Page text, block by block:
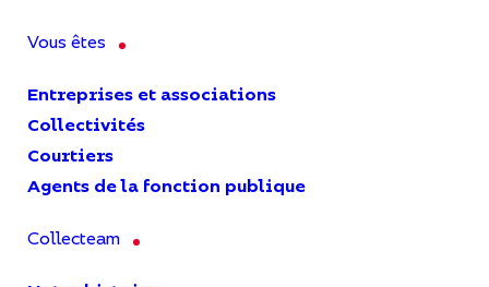
Vous êtes
Entreprises et associations
Collectivités
Courtiers
Agents de la fonction publique
Collecteam